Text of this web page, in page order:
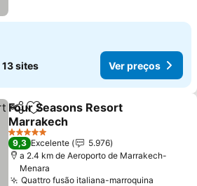
13 sites Ver preços
PartilharAdicionar aos favoritos
Four Seasons Resort
Marrakech
5 Estrelas
9,3 Excelente
5.976
a 2.4 km de Aeroporto de Marrakech-
Menara
Quattro fusão italiana-marroquina